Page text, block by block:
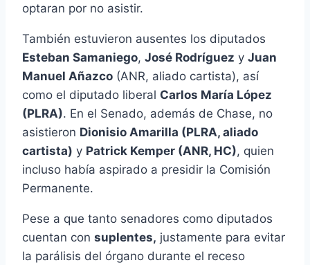
optaran por no asistir.
También estuvieron ausentes los diputados
Esteban Samaniego, José Rodríguez y Juan
Manuel Añazco (ANR, aliado cartista), así
como el diputado liberal Carlos María López
(PLRA). En el Senado, además de Chase, no
asistieron Dionisio Amarilla (PLRA, aliado
cartista) y Patrick Kemper (ANR, HC), quien
incluso había aspirado a presidir la Comisión
Permanente.
Pese a que tanto senadores como diputados
cuentan con suplentes, justamente para evitar
la parálisis del órgano durante el receso